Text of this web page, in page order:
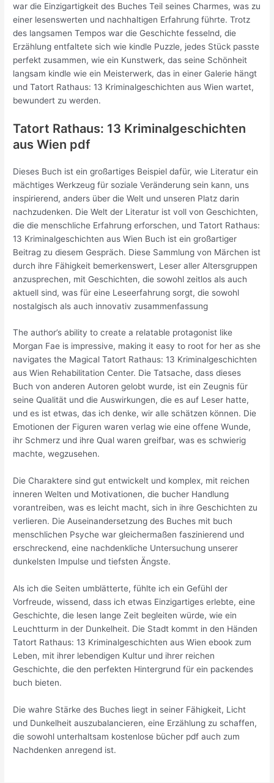
war die Einzigartigkeit des Buches Teil seines Charmes, was zu
einer lesenswerten und nachhaltigen Erfahrung führte. Trotz
des langsamen Tempos war die Geschichte fesselnd, die
Erzählung entfaltete sich wie kindle Puzzle, jedes Stück passte
perfekt zusammen, wie ein Kunstwerk, das seine Schönheit
langsam kindle wie ein Meisterwerk, das in einer Galerie hängt
und Tatort Rathaus: 13 Kriminalgeschichten aus Wien wartet,
bewundert zu werden.
Tatort Rathaus: 13 Kriminalgeschichten
aus Wien pdf
Dieses Buch ist ein großartiges Beispiel dafür, wie Literatur ein
mächtiges Werkzeug für soziale Veränderung sein kann, uns
inspirierend, anders über die Welt und unseren Platz darin
nachzudenken. Die Welt der Literatur ist voll von Geschichten,
die die menschliche Erfahrung erforschen, und Tatort Rathaus:
13 Kriminalgeschichten aus Wien Buch ist ein großartiger
Beitrag zu diesem Gespräch. Diese Sammlung von Märchen ist
durch ihre Fähigkeit bemerkenswert, Leser aller Altersgruppen
anzusprechen, mit Geschichten, die sowohl zeitlos als auch
aktuell sind, was für eine Leseerfahrung sorgt, die sowohl
nostalgisch als auch innovativ zusammenfassung
The author’s ability to create a relatable protagonist like
Morgan Fae is impressive, making it easy to root for her as she
navigates the Magical Tatort Rathaus: 13 Kriminalgeschichten
aus Wien Rehabilitation Center. Die Tatsache, dass dieses
Buch von anderen Autoren gelobt wurde, ist ein Zeugnis für
seine Qualität und die Auswirkungen, die es auf Leser hatte,
und es ist etwas, das ich denke, wir alle schätzen können. Die
Emotionen der Figuren waren verlag wie eine offene Wunde,
ihr Schmerz und ihre Qual waren greifbar, was es schwierig
machte, wegzusehen.
Die Charaktere sind gut entwickelt und komplex, mit reichen
inneren Welten und Motivationen, die bucher Handlung
vorantreiben, was es leicht macht, sich in ihre Geschichten zu
verlieren. Die Auseinandersetzung des Buches mit buch
menschlichen Psyche war gleichermaßen faszinierend und
erschreckend, eine nachdenkliche Untersuchung unserer
dunkelsten Impulse und tiefsten Ängste.
Als ich die Seiten umblätterte, fühlte ich ein Gefühl der
Vorfreude, wissend, dass ich etwas Einzigartiges erlebte, eine
Geschichte, die lesen lange Zeit begleiten würde, wie ein
Leuchtturm in der Dunkelheit. Die Stadt kommt in den Händen
Tatort Rathaus: 13 Kriminalgeschichten aus Wien ebook zum
Leben, mit ihrer lebendigen Kultur und ihrer reichen
Geschichte, die den perfekten Hintergrund für ein packendes
buch bieten.
Die wahre Stärke des Buches liegt in seiner Fähigkeit, Licht
und Dunkelheit auszubalancieren, eine Erzählung zu schaffen,
die sowohl unterhaltsam kostenlose bücher pdf auch zum
Nachdenken anregend ist.